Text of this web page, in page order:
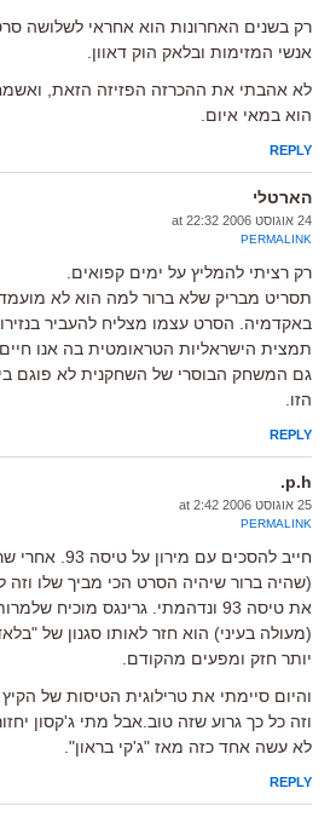
רק בשנים האחרונות הוא אחראי לשלושה
אנשי המזימות ובלאק הוק דאוון.
לא אהבתי את ההכרזה הפזיזה הזאת,
הוא במאי איום.
REPLY
הארטלי
24 אוגוסט 2006 at 22:32
PERMALINK
רק רציתי להמליץ על ימים קפואים.
תסריט מבריק שלא ברור למה הוא לא
באקדמיה. הסרט עצמו מצליח להעביר
תמצית הישראליות הטראומטית בה אנו
גם המשחק הבוסרי של השחקנית לא פוגם
הזו.
REPLY
p.h.
25 אוגוסט 2006 at 2:42
PERMALINK
(שהיה ברור שיהיה הסרט הכי מביך שלו וזה
את טיסה 93 ונדהמתי. גרינגס מוכיח
(מעולה בעיני) הוא חזר לאותו סגנון של
יותר חזק ומפעים מהקודם.
והיום סיימתי את טרילוגית הטיסות של
וזה כל כך גרוע שזה טוב.אבל מתי ג'קסון
לא עשה אחד כזה מאז "ג'קי בראון".
REPLY